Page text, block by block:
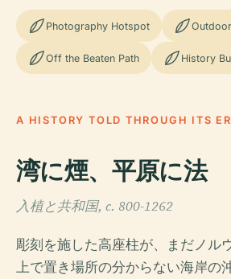
Photography Hotspot
Off the Beaten Path History
A HISTORY TOLD THROUGH ITS
湾に煙、平原に法
入植と共和国, c. 800-1262
彫刻を施した高座柱が、まだノル
上で置き場所の分からない海岸の